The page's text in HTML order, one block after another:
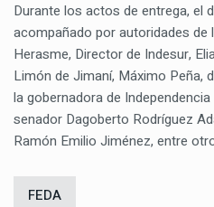
Durante los actos de entrega, el
acompañado por autoridades de
Herasme, Director de Indesur,
Limón de Jimaní, Máximo Peña,
la gobernadora de
senador Dagoberto Rodríguez
Ramón Emilio Jiménez, entre
FEDA